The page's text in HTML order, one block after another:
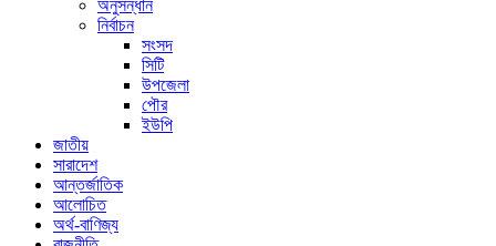
অনুসন্ধান
নির্বাচন
সংসদ
সিটি
উপজেলা
পৌর
ইউপি
জাতীয়
সারাদেশ
আন্তর্জাতিক
আলোচিত
অর্থ-বাণিজ্য